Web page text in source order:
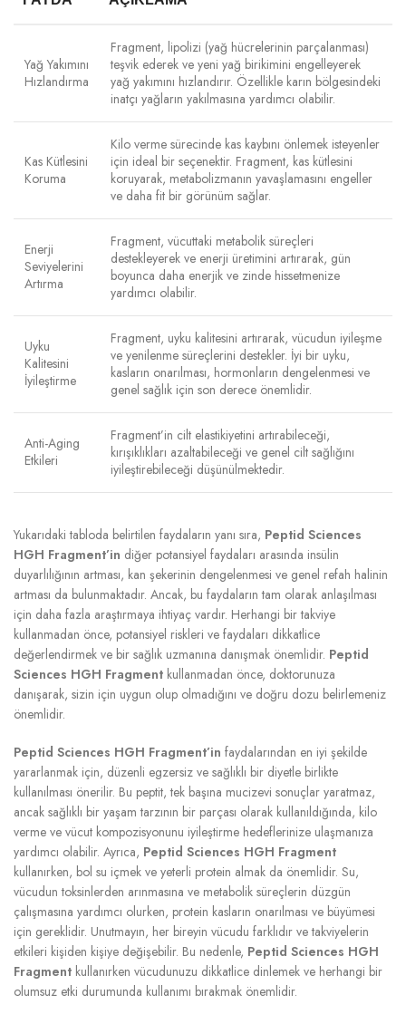
Yağ Yakımını
Hızlandırma
Fragment, lipolizi (yağ hücrelerinin parçalanması)
teşvik ederek ve yeni yağ birikimini engelleyerek
yağ yakımını hızlandırır. Özellikle karın bölgesindeki
inatçı yağların yakılmasına yardımcı olabilir.
Kas Kütlesini
Koruma
Kilo verme sürecinde kas kaybını önlemek isteyenler
için ideal bir seçenektir. Fragment, kas kütlesini
koruyarak, metabolizmanın yavaşlamasını engeller
ve daha fit bir görünüm sağlar.
Enerji
Seviyelerini
Artırma
Fragment, vücuttaki metabolik süreçleri
destekleyerek ve enerji üretimini artırarak, gün
boyunca daha enerjik ve zinde hissetmenize
yardımcı olabilir.
Uyku
Kalitesini
İyileştirme
Fragment, uyku kalitesini artırarak, vücudun iyileşme
ve yenilenme süreçlerini destekler. İyi bir uyku,
kasların onarılması, hormonların dengelenmesi ve
genel sağlık için son derece önemlidir.
Anti-Aging
Etkileri
Fragment’in cilt elastikiyetini artırabileceği,
kırışıklıkları azaltabileceği ve genel cilt sağlığını
iyileştirebileceği düşünülmektedir.
Yukarıdaki tabloda belirtilen faydaların yanı sıra, Peptid Sciences
HGH Fragment’in diğer potansiyel faydaları arasında insülin
duyarlılığının artması, kan şekerinin dengelenmesi ve genel refah halinin
artması da bulunmaktadır. Ancak, bu faydaların tam olarak anlaşılması
için daha fazla araştırmaya ihtiyaç vardır. Herhangi bir takviye
kullanmadan önce, potansiyel riskleri ve faydaları dikkatlice
değerlendirmek ve bir sağlık uzmanına danışmak önemlidir. Peptid
Sciences HGH Fragment kullanmadan önce, doktorunuza
danışarak, sizin için uygun olup olmadığını ve doğru dozu belirlemeniz
önemlidir.
Peptid Sciences HGH Fragment’in faydalarından en iyi şekilde
yararlanmak için, düzenli egzersiz ve sağlıklı bir diyetle birlikte
kullanılması önerilir. Bu peptit, tek başına mucizevi sonuçlar yaratmaz,
ancak sağlıklı bir yaşam tarzının bir parçası olarak kullanıldığında, kilo
verme ve vücut kompozisyonunu iyileştirme hedeflerinize ulaşmanıza
yardımcı olabilir. Ayrıca, Peptid Sciences HGH Fragment
kullanırken, bol su içmek ve yeterli protein almak da önemlidir. Su,
vücudun toksinlerden arınmasına ve metabolik süreçlerin düzgün
çalışmasına yardımcı olurken, protein kasların onarılması ve büyümesi
için gereklidir. Unutmayın, her bireyin vücudu farklıdır ve takviyelerin
etkileri kişiden kişiye değişebilir. Bu nedenle, Peptid Sciences HGH
Fragment kullanırken vücudunuzu dikkatlice dinlemek ve herhangi bir
olumsuz etki durumunda kullanımı bırakmak önemlidir.